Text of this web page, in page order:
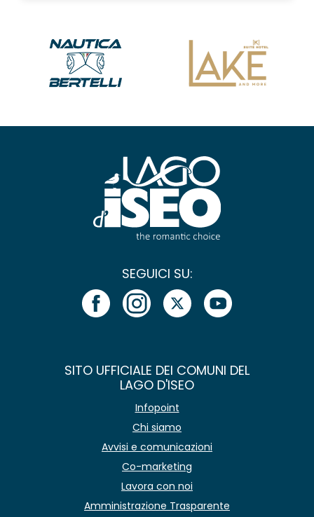
SEGUICI SU:
SITO UFFICIALE DEI COMUNI DEL
LAGO D'ISEO
Infopoint
Chi siamo
Avvisi e comunicazioni
Co-marketing
Lavora con noi
Amministrazione Trasparente